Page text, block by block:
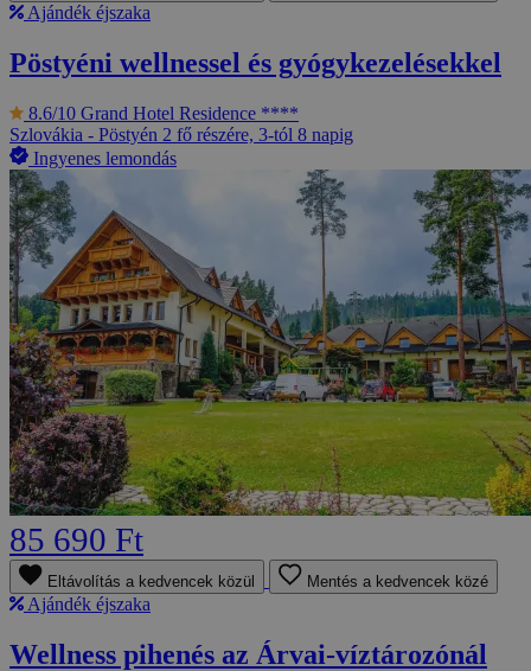
Ajándék éjszaka
Pöstyéni wellnessel és gyógykezelésekkel
8.6/10 Grand Hotel Residence ****
Szlovákia - Pöstyén 2 fő részére, 3-tól 8 napig
Ingyenes lemondás
85 690 Ft
Eltávolítás a kedvencek közül Mentés a kedvencek közé
Ajándék éjszaka
Wellness pihenés az Árvai-víztározónál